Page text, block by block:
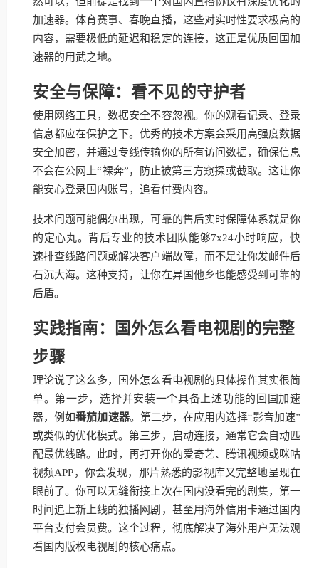
加速器。体育赛事、春晚直播，这些对实时性要求极高的
内容，需要极低的延迟和稳定的连接，这正是优质回国加
速器的用武之地。
安全与保障：看不见的守护者
使用网络工具，数据安全不容忽视。你的观看记录、登录
信息都应在保护之下。优秀的技术方案会采用高强度数据
安全加密，并通过专线传输你的所有访问数据，确保信息
不会在公网上“裸奔”，防止被第三方窥探或截取。这让你
能安心登录国内账号，追看付费内容。
技术问题可能偶尔出现，可靠的售后实时保障体系就是你
的定心丸。背后专业的技术团队能够7x24小时响应，快
速排查线路问题或解决客户端故障，而不是让你发邮件后
石沉大海。这种支持，让你在异国他乡也能感受到可靠的
后盾。
实践指南：国外怎么看电视剧的完整
步骤
理论说了这么多，国外怎么看电视剧的具体操作其实很简
单。第一步，选择并安装一个具备上述功能的回国加速
器，例如番茄加速器。第二步，在应用内选择“影音加速”
或类似的优化模式。第三步，启动连接，通常它会自动匹
配最优线路。此时，再打开你的爱奇艺、腾讯视频或咪咕
视频APP，你会发现，那片熟悉的影视库又完整地呈现在
眼前了。你可以无缝衔接上次在国内没看完的剧集，第一
时间追上新上线的独播网剧，甚至用海外信用卡通过国内
平台支付会员费。这个过程，彻底解决了海外用户无法观
看国内版权电视剧的核心痛点。